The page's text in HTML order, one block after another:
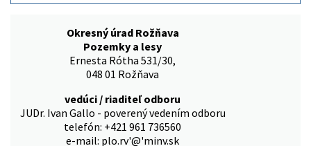
Okresný úrad Rožňava
Pozemky a lesy
Ernesta Rótha 531/30,
048 01 Rožňava
vedúci / riaditeľ odboru
JUDr. Ivan Gallo - poverený vedením odboru
telefón: +421 961 736560
e-mail: plo.rv'@'minv.sk